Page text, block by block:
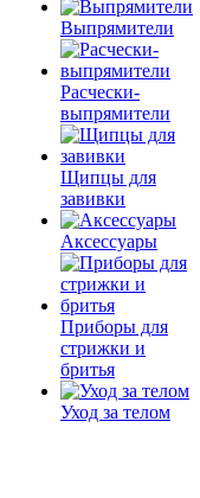
Выпрямители
Расчески-
выпрямители
Щипцы для
завивки
Аксессуары
Приборы для
стрижки и
бритья
Уход за телом